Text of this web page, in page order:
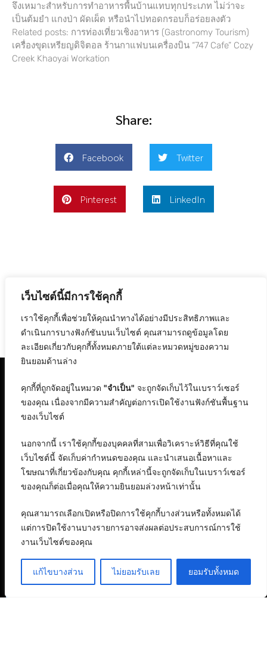
เว็บไซต์นี้มีการใช้คุกกี้
เราใช้คุกกี้เพื่อช่วยให้คุณนำทางได้อย่างมีประสิทธิภาพและ
ดำเนินการบางฟังก์ชันบนเว็บไซต์ คุณสามารถดูข้อมูลโดย
ละเอียดเกี่ยวกับคุกกี้ทั้งหมดภายใต้แต่ละหมวดหมู่ของความ
ยินยอมด้านล่าง
คุกกี้ที่ถูกจัดอยู่ในหมวด "จำเป็น" จะถูกจัดเก็บไว้ในเบราว์เซอร์
ของคุณ เนื่องจากมีความสำคัญต่อการเปิดใช้งานฟังก์ชันพื้นฐาน
ของเว็บไซต์
นอกจากนี้ เราใช้คุกกี้ของบุคคลที่สามเพื่อวิเคราะห์วิธีที่คุณใช้
เว็บไซต์นี้ จัดเก็บค่ากำหนดของคุณ และนำเสนอเนื้อหาและ
โฆษณาที่เกี่ยวข้องกับคุณ คุกกี้เหล่านี้จะถูกจัดเก็บในเบราว์เซอร์
ของคุณก็ต่อเมื่อคุณให้ความยินยอมล่วงหน้าเท่านั้น
คุณสามารถเลือกเปิดหรือปิดการใช้คุกกี้บางส่วนหรือทั้งหมดได้
แต่การปิดใช้งานบางรายการอาจส่งผลต่อประสบการณ์การใช้
งานเว็บไซต์ของคุณ
แก้ไขบางส่วน ไม่ยอมรับเลย ยอมรับทั้งหมด
จึงเหมาะสำหรับการทำอาหารพื้นบ้านแทบทุกประเภท ไม่ว่าจะ
เป็นต้มยำ แกงป่า ผัดเผ็ด หรือนำไปทอดกรอบก็อร่อยลงตัว
Related posts: การท่องเที่ยวเชิงอาหาร (Gastronomy Tourism)
เครื่องขุดเหรียญดิจิตอล ร้านกาแฟบนเครื่องบิน “747 Cafe” Cozy
Creek Khaoyai Workation
Share:
Facebook Twitter
Pinterest LinkedIn
Previous
ไออุ่นจากพี่ให้น้อง โรงเรียนบ้านแม่ตอละ แม่ฮ่องสอน ตอนจบ
Next
เมืองมัลลิกา-มัลดีฟส์น้ำจืดเมืองไทย